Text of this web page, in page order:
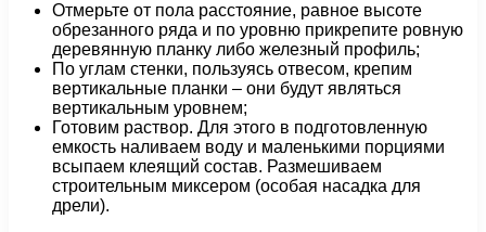
Отмерьте от пола расстояние, равное высоте
обрезанного ряда и по уровню прикрепите ровную
деревянную планку либо железный профиль;
По углам стенки, пользуясь отвесом, крепим
вертикальные планки – они будут являться
вертикальным уровнем;
Готовим раствор. Для этого в подготовленную
емкость наливаем воду и маленькими порциями
всыпаем клеящий состав. Размешиваем
строительным миксером (особая насадка для
дрели).